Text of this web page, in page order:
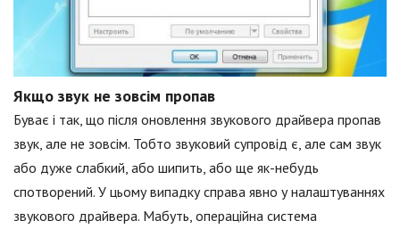
Якщо звук не зовсім пропав
Буває і так, що після оновлення звукового драйвера пропав
звук, але не зовсім. Тобто звуковий супровід є, але сам звук
або дуже слабкий, або шипить, або ще як-небудь
спотворений. У цьому випадку справа явно у налаштуваннях
звукового драйвера. Мабуть, операційна система